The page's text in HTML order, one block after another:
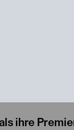
für Film/TV,
im
und
als
ihre